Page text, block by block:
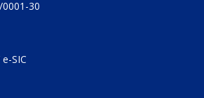
30
e-SIC